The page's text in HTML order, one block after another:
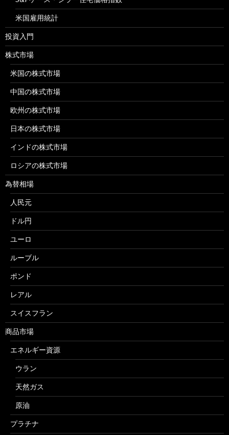
米国雇用統計
投資入門
株式市場
米国の株式市場
中国の株式市場
欧州の株式市場
日本の株式市場
インドの株式市場
ロシアの株式市場
為替相場
人民元
ドル円
ユーロ
ルーブル
ポンド
レアル
スイスフラン
商品市場
エネルギー資源
ウラン
天然ガス
原油
プラチナ